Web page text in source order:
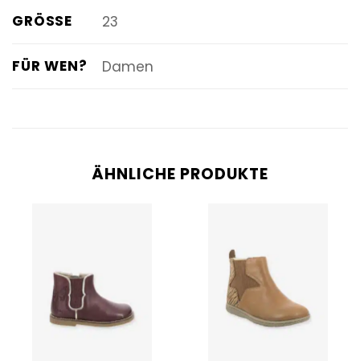
GRÖSSE 23
FÜR WEN? Damen
ÄHNLICHE PRODUKTE